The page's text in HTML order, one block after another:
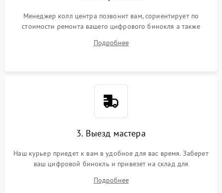
Менеджер колл центра позвонит вам, сориентирует по
стоимости ремонта вашего цифрового бинокля а также
Подробнее
3. Выезд мастера
Наш курьер приедет к вам в удобное для вас время. Заберет
ваш цифровой бинокль и привезет на склад для
Подробнее